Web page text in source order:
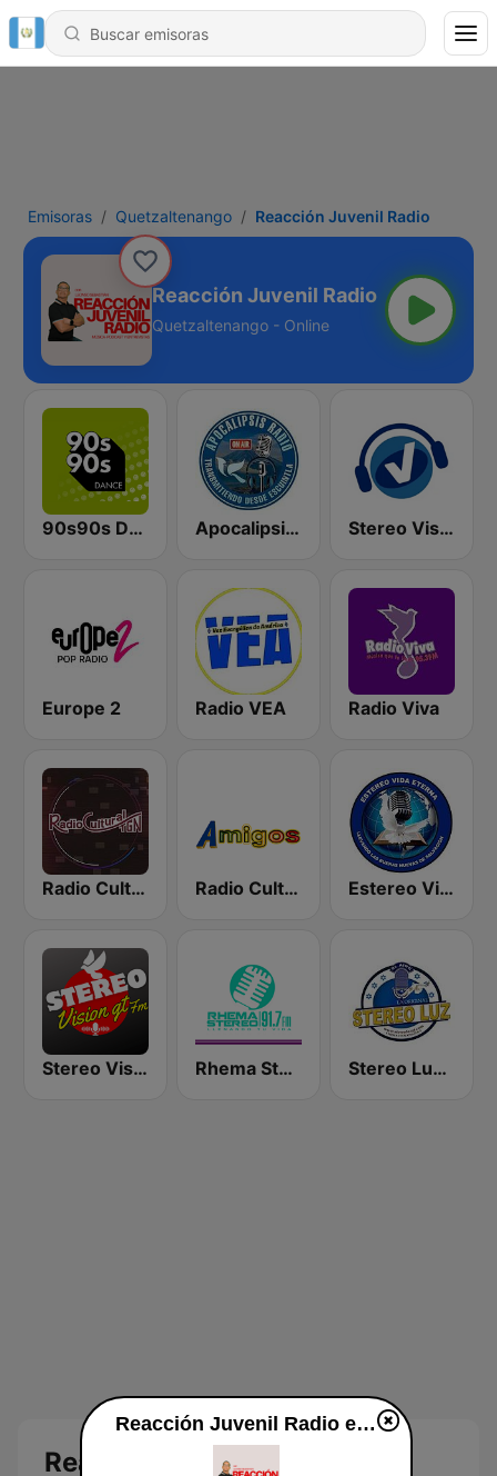
Emisoras Quetzaltenango Reacción Juvenil Radio
Reacción Juvenil Radio
Quetzaltenango - Online
90s90s Dance Apocalipsis Radio Stereo Visión Guatemala
Europe 2 Radio VEA Radio Viva
Radio Cultural TGN Radio Cultural Amigos Estereo Vida Eterna
Stereo Vision Rhema Stereo Stereo Luz Chimaltenango Guatemala
Reacción Juvenil Radio en
Reacción Juvenil Radio en línea